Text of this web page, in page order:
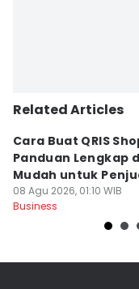
Related Articles
Cara Buat QRIS
Panduan Lengkap
Mudah untuk
08 Agu 2026, 01:10 WIB
Business